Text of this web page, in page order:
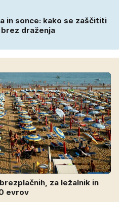
in sonce: kako se zaščititi
draženja
za ležalnik in
evrov